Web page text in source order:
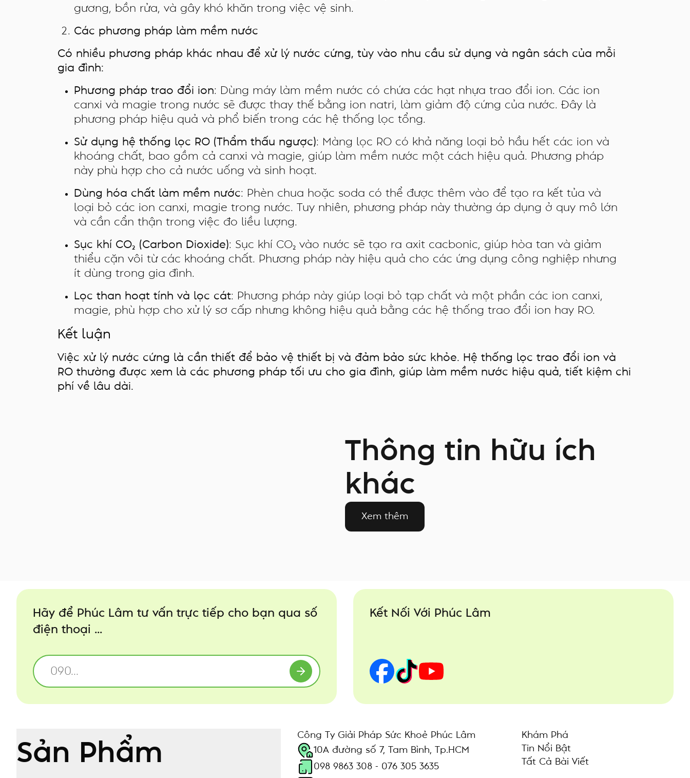
gương, bồn rửa, và gây khó khăn trong việc vệ sinh.
Các phương pháp làm mềm nước
Có nhiều phương pháp khác nhau để xử lý nước cứng, tùy vào nhu cầu sử dụng và ngân sách của mỗi
gia đình:
Phương pháp trao đổi ion: Dùng máy làm mềm nước có chứa các hạt nhựa trao đổi ion. Các ion
canxi và magie trong nước sẽ được thay thế bằng ion natri, làm giảm độ cứng của nước. Đây là
phương pháp hiệu quả và phổ biến trong các hệ thống lọc tổng.
Sử dụng hệ thống lọc RO (Thẩm thấu ngược): Màng lọc RO có khả năng loại bỏ hầu hết các ion và
khoáng chất, bao gồm cả canxi và magie, giúp làm mềm nước một cách hiệu quả. Phương pháp
này phù hợp cho cả nước uống và sinh hoạt.
Dùng hóa chất làm mềm nước: Phèn chua hoặc soda có thể được thêm vào để tạo ra kết tủa và
loại bỏ các ion canxi, magie trong nước. Tuy nhiên, phương pháp này thường áp dụng ở quy mô lớn
và cần cẩn thận trong việc đo liều lượng.
Sục khí CO₂ (Carbon Dioxide): Sục khí CO₂ vào nước sẽ tạo ra axit cacbonic, giúp hòa tan và giảm
thiểu cặn vôi từ các khoáng chất. Phương pháp này hiệu quả cho các ứng dụng công nghiệp nhưng
ít dùng trong gia đình.
Lọc than hoạt tính và lọc cát: Phương pháp này giúp loại bỏ tạp chất và một phần các ion canxi,
magie, phù hợp cho xử lý sơ cấp nhưng không hiệu quả bằng các hệ thống trao đổi ion hay RO.
Kết luận
Việc xử lý nước cứng là cần thiết để bảo vệ thiết bị và đảm bảo sức khỏe. Hệ thống lọc trao đổi ion và
RO thường được xem là các phương pháp tối ưu cho gia đình, giúp làm mềm nước hiệu quả, tiết kiệm chi
phí về lâu dài.
Thông tin hữu ích
khác
Xem thêm
Hãy để Phúc Lâm tư vấn trực tiếp cho bạn qua số
điện thoại ...
Kết Nối Với Phúc Lâm
Sản Phẩm
Công Ty Giải Pháp Sức Khoẻ Phúc Lâm
10A đường số 7, Tam Bình, Tp.HCM
098 9863 308 - 076 305 3635
Khám Phá
Tin Nổi Bật
Tất Cả Bài Viết